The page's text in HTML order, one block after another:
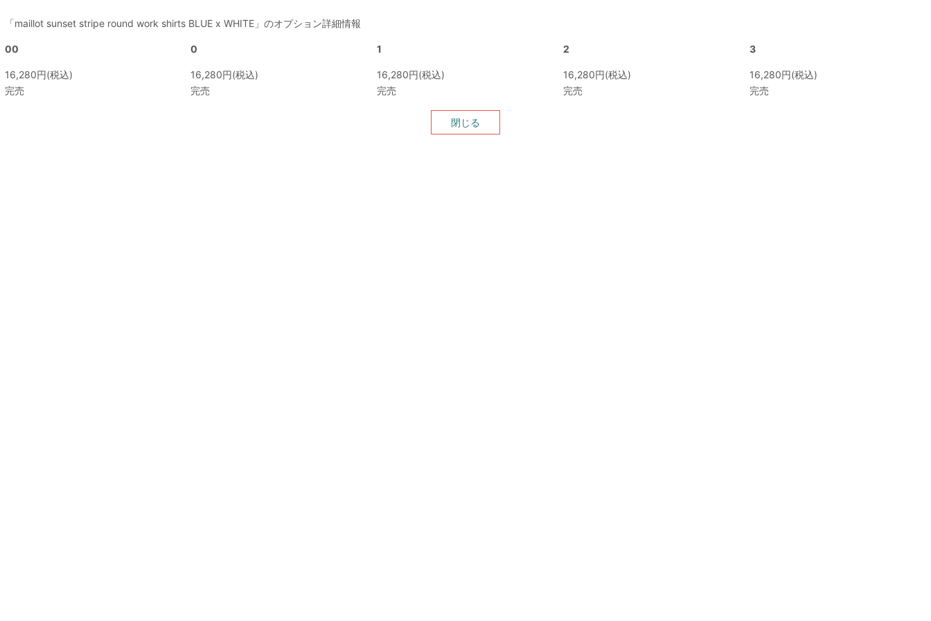
「maillot sunset stripe round work shirts BLUE x WHITE」のオプション詳細情報
00 0 1 2 3
16,280円(税込)
完売
16,280円(税込)
完売
16,280円(税込)
完売
16,280円(税込)
完売
16,280円(税込)
完売
閉じる